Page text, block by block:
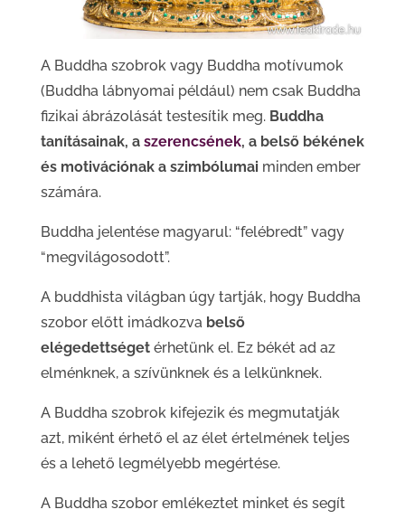
A Buddha szobrok vagy Buddha motívumok
(Buddha lábnyomai például) nem csak Buddha
fizikai ábrázolását testesítik meg. Buddha
tanításainak, a szerencsének, a belső békének
és motivációnak a szimbólumai minden ember
számára.
Buddha jelentése magyarul: “felébredt” vagy
“megvilágosodott”.
A buddhista világban úgy tartják, hogy Buddha
szobor előtt imádkozva belső
elégedettségetérhetünk el. Ez békét ad az
elménknek, a szívünknek és a lelkünknek.
A Buddha szobrok kifejezik és megmutatják
azt, miként érhető el az élet értelmének teljes
és a lehető legmélyebb megértése.
A Buddha szobor emlékeztet minket és segít